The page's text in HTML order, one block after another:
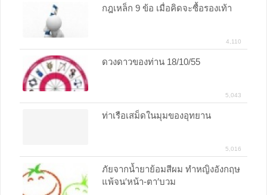
กฎเหล็ก 9 ข้อ เมื่อคิดจะซื้อรองเท้า
4,110
ดวงดาวของท่าน 18/10/55
5,043
ท่าเรือเสม็ดในมุมของอุทยาน
5,016
ภัยจากน้ำยาย้อมสีผม ทำหญิงอังกฤษ
แพ้จน′หน้า-ตา′บวม